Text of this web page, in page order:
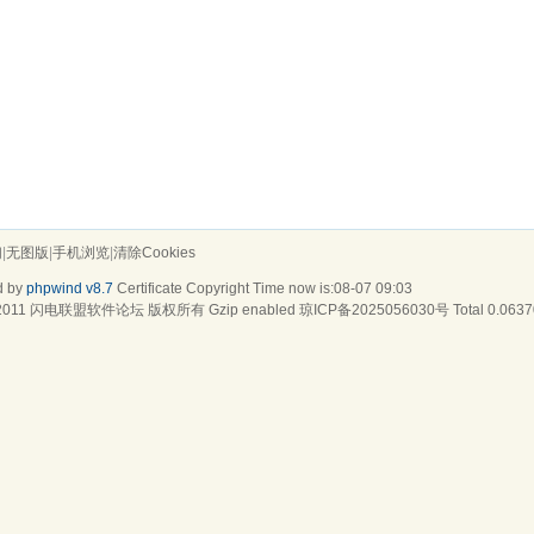
|无图版|手机浏览|清除Cookies
by phpwind v8.7 Certificate Copyright Time now is:08-07 09:03
闪电联盟软件论坛 版权所有 Gzip enabled 琼ICP备2025056030号 Total